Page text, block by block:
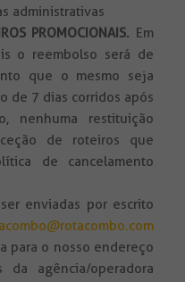
administrativas
PROMOCIONAIS. Em
o reembolso será de
que o mesmo seja
de 7 dias corridos após
nenhuma restituição
de roteiros que
de cancelamento
enviadas por escrito
para o nosso endereço
agência/operadora